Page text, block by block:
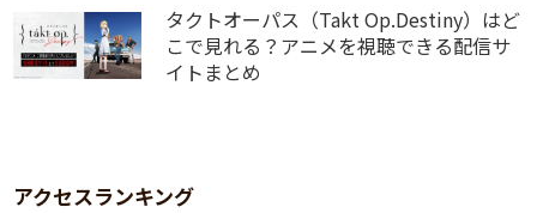
タクトオーパス（Takt Op.Destiny）はど
こで見れる？アニメを視聴できる配信サ
イトまとめ
アクセスランキング